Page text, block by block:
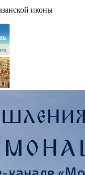
иконы